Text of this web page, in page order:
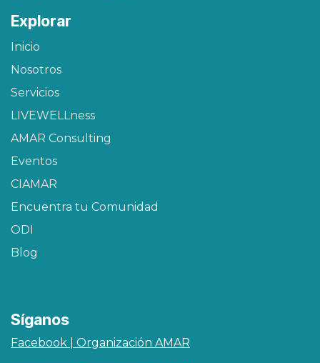
Explorar
Inicio
Nosotros
Servicios
LIVEWELLness
AMAR Consulting
Eventos
CIAMAR​
Encuentra tu Comunidad
ODI
Blog
Síganos
Facebook | Organización AMAR